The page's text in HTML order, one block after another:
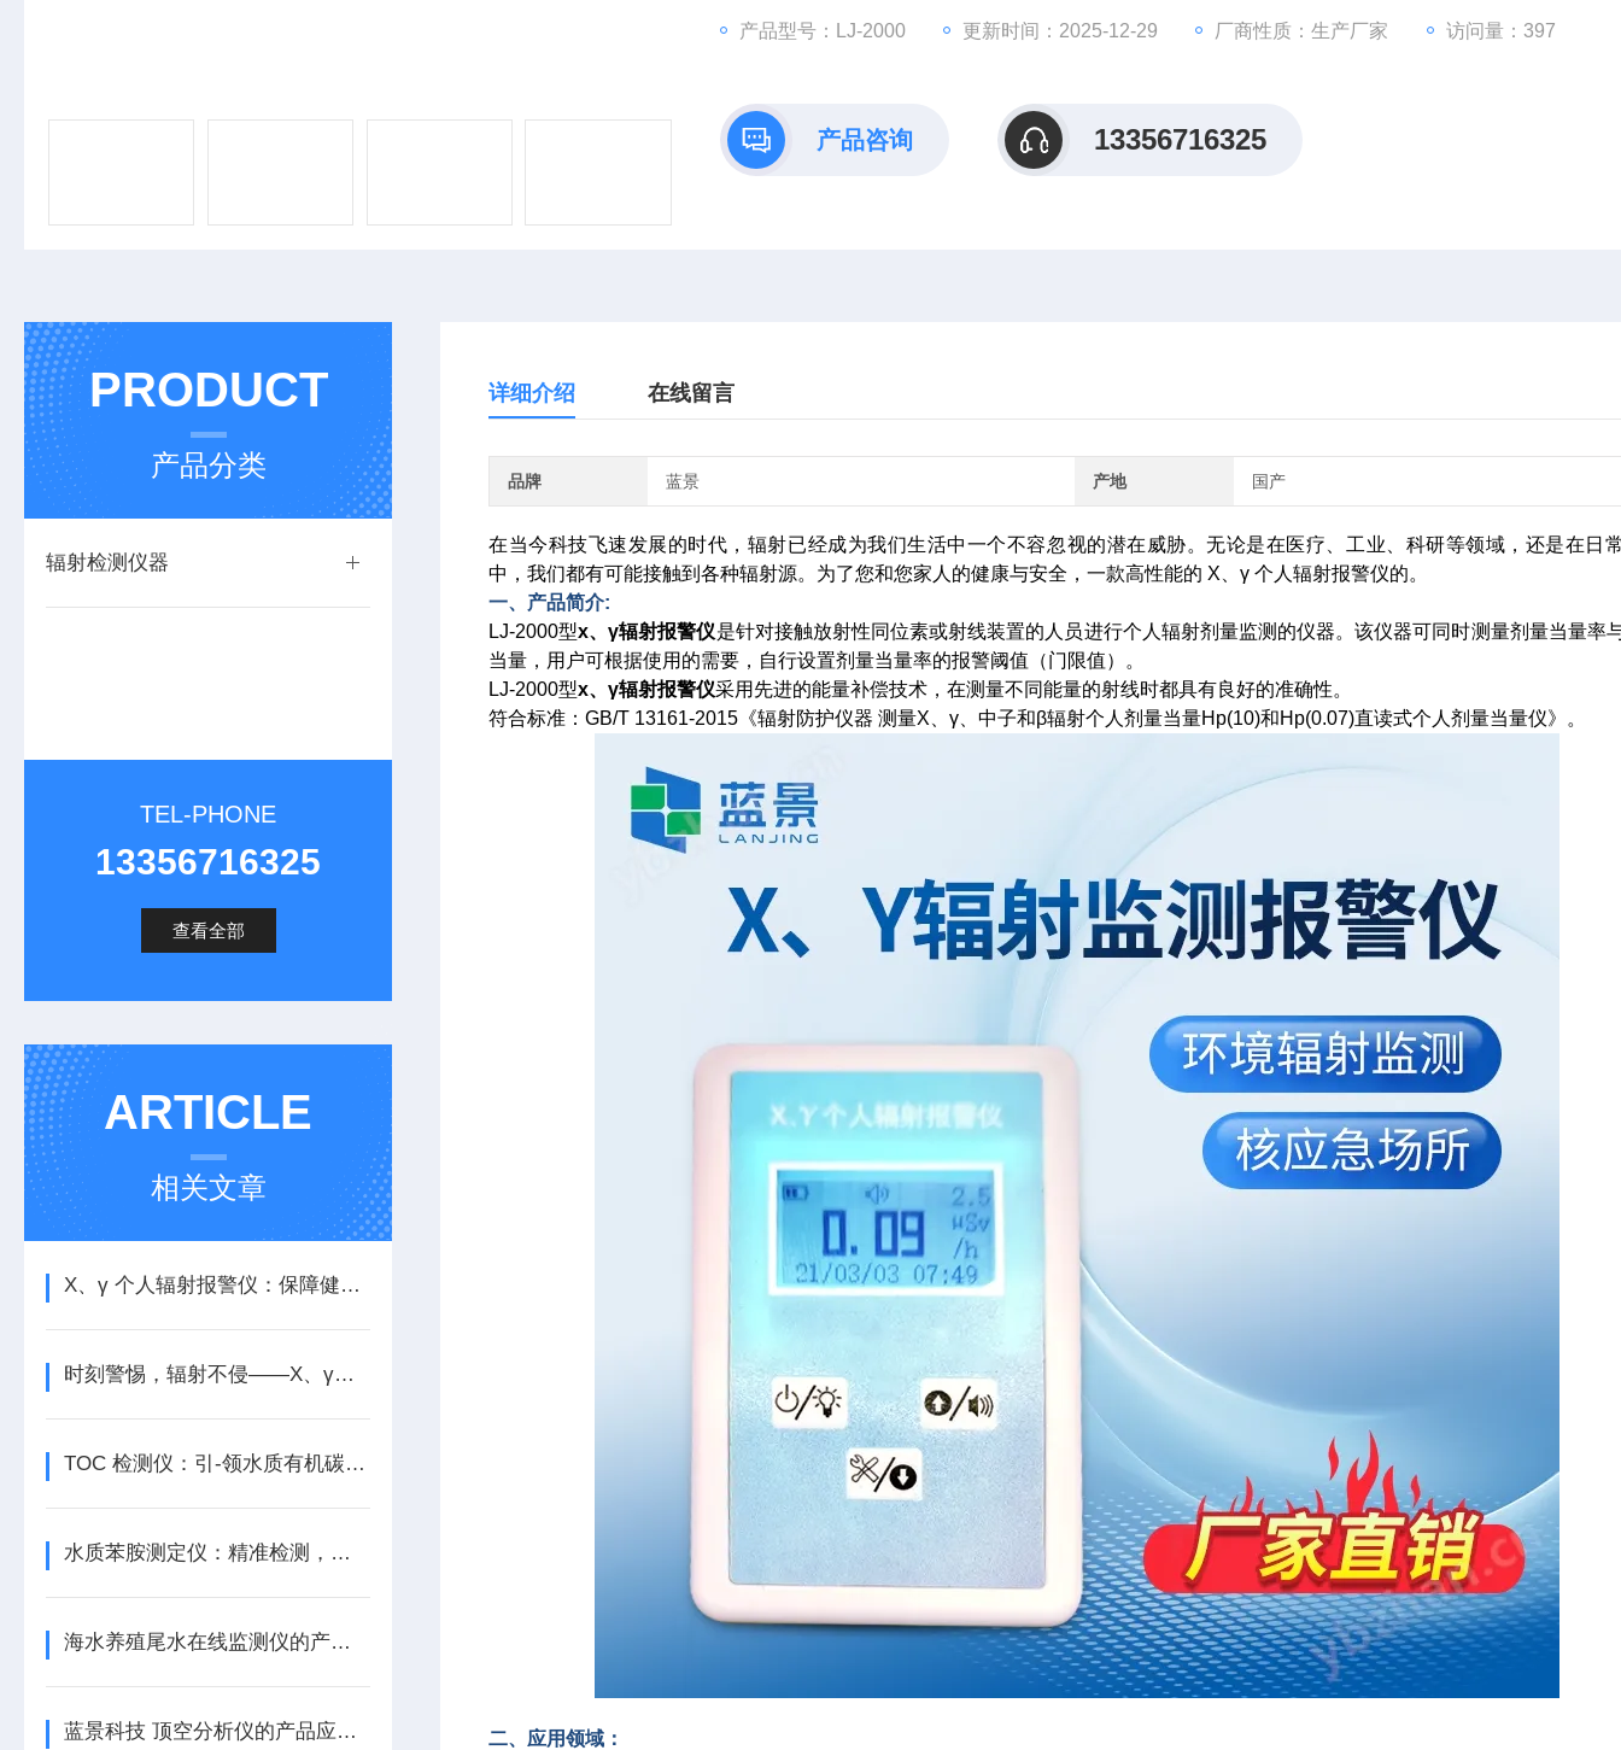
产品型号：LJ-2000
更新时间：2025-12-29 厂商性质：生产厂家 访问量：397
产品咨询 13356716325
PRODUCT
产品分类
辐射检测仪器
TEL-PHONE
13356716325
查看全部
ARTICLE
相关文章
X、γ 个人辐射报警仪：保障健康出行的必-备神器
时刻警惕，辐射不侵——X、γ辐射报警仪
TOC 检测仪：引-领水质有机碳检测新潮流
水质苯胺测定仪：精准检测，守护健康
海水养殖尾水在线监测仪的产品介绍
蓝景科技 顶空分析仪的产品应用特点
详细介绍 在线留言
品牌 蓝景 产地 国产
在当今科技飞速发展的时代，辐射已经成为我们生活中一个不容忽视的潜在威胁。无论是在医疗、工业、科研等领域，还是在日
中，我们都有可能接触到各种辐射源。为了您和您家人的健康与安全，一款高性能的 X、γ 个人辐射报警仪的。
一、产品简介:
LJ-2000型x、γ辐射报警仪是针对接触放射性同位素或射线装置的人员进行个人辐射剂量监测的仪器。该仪器可同时测量剂量当量率
当量，用户可根据使用的需要，自行设置剂量当量率的报警阈值（门限值）。
LJ-2000型x、γ辐射报警仪采用先进的能量补偿技术，在测量不同能量的射线时都具有良好的准确性。
符合标准：GB/T 13161-2015《辐射防护仪器 测量X、γ、中子和β辐射个人剂量当量Hp(10)和Hp(0.07)直读式个人剂量当量仪》。
二、应用领域：